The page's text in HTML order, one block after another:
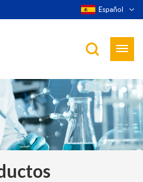
Español